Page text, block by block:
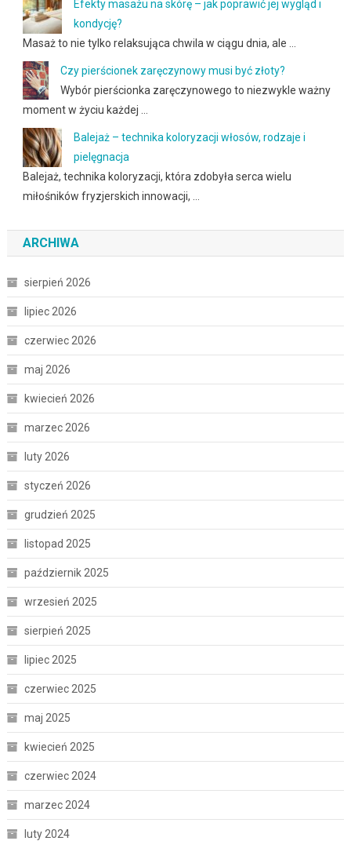
Efekty masażu na skórę – jak poprawić jej wygląd i
kondycję?
Masaż to nie tylko relaksująca chwila w ciągu dnia, ale …
Czy pierścionek zaręczynowy musi być złoty?
Wybór pierścionka zaręczynowego to niezwykle ważny
moment w życiu każdej …
Balejaż – technika koloryzacji włosów, rodzaje i
pielęgnacja
Balejaż, technika koloryzacji, która zdobyła serca wielu
miłośników fryzjerskich innowacji, …
ARCHIWA
sierpień 2026
lipiec 2026
czerwiec 2026
maj 2026
kwiecień 2026
marzec 2026
luty 2026
styczeń 2026
grudzień 2025
listopad 2025
październik 2025
wrzesień 2025
sierpień 2025
lipiec 2025
czerwiec 2025
maj 2025
kwiecień 2025
czerwiec 2024
marzec 2024
luty 2024